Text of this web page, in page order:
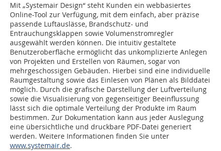
Mit „Systemair Design“ steht Kunden ein webbasiertes
Online-Tool zur Verfügung, mit dem einfach, aber präzise
passende Luftauslässe, Brandschutz- und
Entrauchungsklappen sowie Volumenstromregler
ausgewählt werden können. Die intuitiv gestaltete
Benutzeroberfläche ermöglicht das unkomplizierte Anlegen
von Projekten und Erstellen von Räumen, sogar von
mehrgeschossigen Gebäuden. Hierbei sind eine individuelle
Raumgestaltung sowie das Einlesen von Plänen als Bilddatei
möglich. Durch die grafische Darstellung der Luftverteilung
sowie die Visualisierung von gegenseitiger Beeinflussung
lässt sich die optimale Verteilung der Produkte im Raum
bestimmen. Zur Dokumentation kann aus jeder Auslegung
eine übersichtliche und druckbare PDF-Datei generiert
werden. Weitere Informationen finden Sie unter
www.systemair.de.